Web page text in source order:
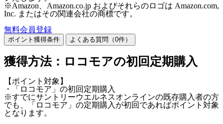
※Amazon、Amazon.co.jp およびそれらのロゴは Amazon.com,
Inc. またはその関連会社の商標です。
無料会員登録
ポイント獲得条件 よくある質問（0件）
獲得方法：ロコモアの初回定期購入
【ポイント対象】
・「ロコモア」の初回定期購入
※すでにサントリーウエルネスオンラインの既存購入者の方
でも、「ロコモア」の定期購入が初回であればポイント対象
となります。